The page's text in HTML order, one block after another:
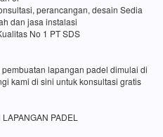
perancangan, desain Sedia
dan jasa instalasi
No 1 PT SDS
lapangan padel dimulai di
kami di sini untuk konsultasi gratis
PADEL